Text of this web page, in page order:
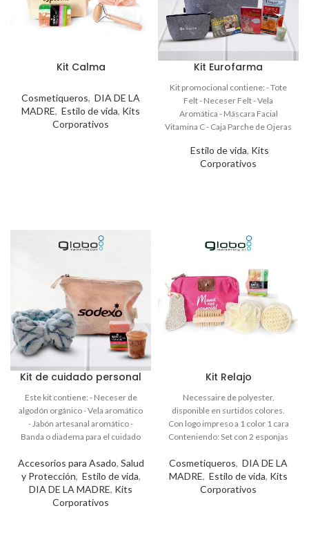
Kit Calma
Cosmetiqueros, DIA DE LA
MADRE, Estilo de vida, Kits
Corporativos
Kit Eurofarma
Estilo de vida, Kits
Corporativos
Kit de cuidado personal
Accesorios para Asado, Salud
y Protección, Estilo de vida,
DIA DE LA MADRE, Kits
Corporativos
Kit Relajo
Cosmetiqueros, DIA DE LA
MADRE, Estilo de vida, Kits
Corporativos